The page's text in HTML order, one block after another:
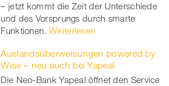
– jetzt kommt die Zeit der Unterschiede
und des Vorsprungs durch smarte
Funktionen. Weiterlesen
Auslandsüberweisungen powered by
Wise – neu auch bei Yapeal
Die Neo-Bank Yapeal öffnet den Service